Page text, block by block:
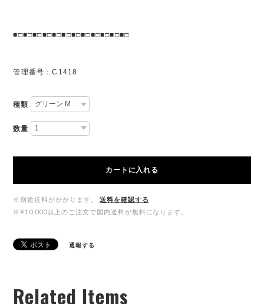
■□■□■□■□■□■□■□■□■□■□■□■□
管理番号：C1418
種類
数量
カートに入れる
※別途送料がかかります。
送料を確認する
※¥10,000以上のご注文で国内送料が無料になります。
通報する
Related Items